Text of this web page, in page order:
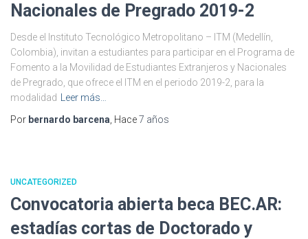
Nacionales de Pregrado 2019-2
Desde el Instituto Tecnológico Metropolitano – ITM (Medellín,
Colombia), invitan a estudiantes para participar en el Programa de
Fomento a la Movilidad de Estudiantes Extranjeros y Nacionales
de Pregrado, que ofrece el ITM en el periodo 2019-2, para la
modalidad
Leer más…
Por bernardo barcena , Hace7 años
UNCATEGORIZED
Convocatoria abierta beca BEC.AR:
estadías cortas de Doctorado y